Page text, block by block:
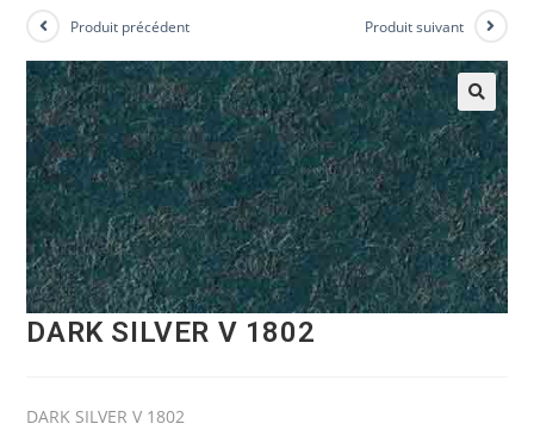
Produit précédent Produit suivant
DARK SILVER V 1802
DARK SILVER V 1802